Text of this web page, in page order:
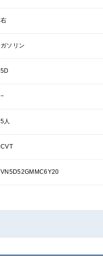
右
ガソリン
5D
−
5人
CVT
VN5D52GMMC6Y20